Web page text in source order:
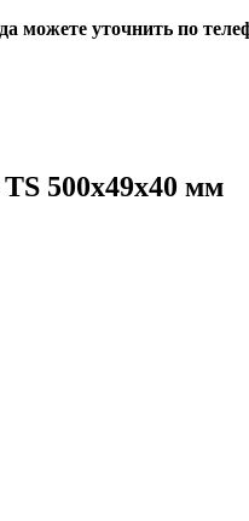
можете уточнить по
500х49х40 мм